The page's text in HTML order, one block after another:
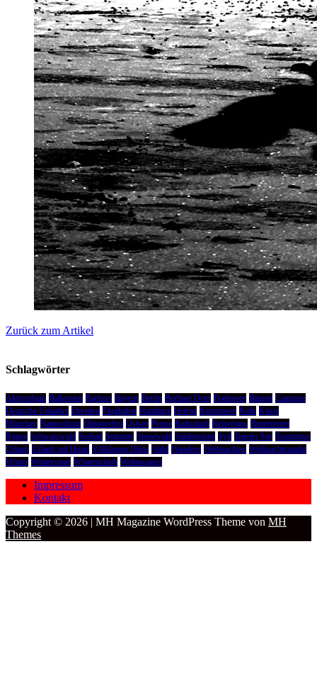
Zurück zum Artikel
Schlagwörter
Aktivurlaub Balkonien Barfuss Bayern Berlin Berliner Dom Bodensee Bäume Camping
Deutsche Urlauber Dresden Flughafen Hamburg Herbst Kurzreisen Köln Küste
München Naturschutz Oktoberfest Ostsee Preise Radurlaub Reisefotos Reiterferien
Rügen Schwarzwald Seebad Sommer Spreewald Städtereisen Sylt Tegeler See Tourismus
Urlaub Urlaub mit Hund Völklinger Hütte Wald Wandern Weihnachten Weihnachtsmarkt
Winter Wintersport Winterurlaub Wohnwagen
Impressum
Kontakt
Copyright © 2026 | MH Magazine WordPress Theme von MH
Themes